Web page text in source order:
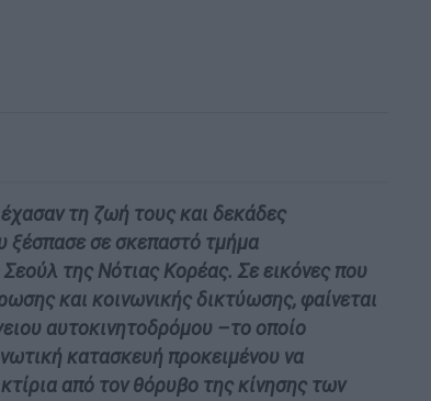
τη ζωή τους και δεκάδες
ξέσπασε σε σκεπαστό τμήμα
της Νότιας Κορέας. Σε εικόνες που
και κοινωνικής δικτύωσης, φαίνεται
αυτοκινητοδρόμου –το οποίο
κατασκευή προκειμένου να
από τον θόρυβο της κίνησης των